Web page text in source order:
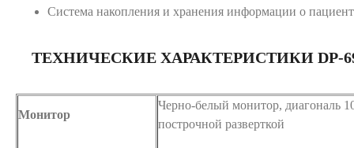
Система накопления и хранения информации о
ТЕХНИЧЕСКИЕ ХАРАКТЕРИСТИКИ DP-
Монитор
Черно-белый монитор, диагональ
построчной разверткой